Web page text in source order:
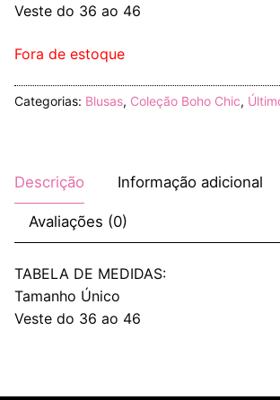
Veste do 36 ao 46
Fora de estoque
Categorias: Blusas, Coleção Boho Chic,
Descrição Informação adicional
Avaliações (0)
TABELA DE MEDIDAS:
Tamanho Único
Veste do 36 ao 46